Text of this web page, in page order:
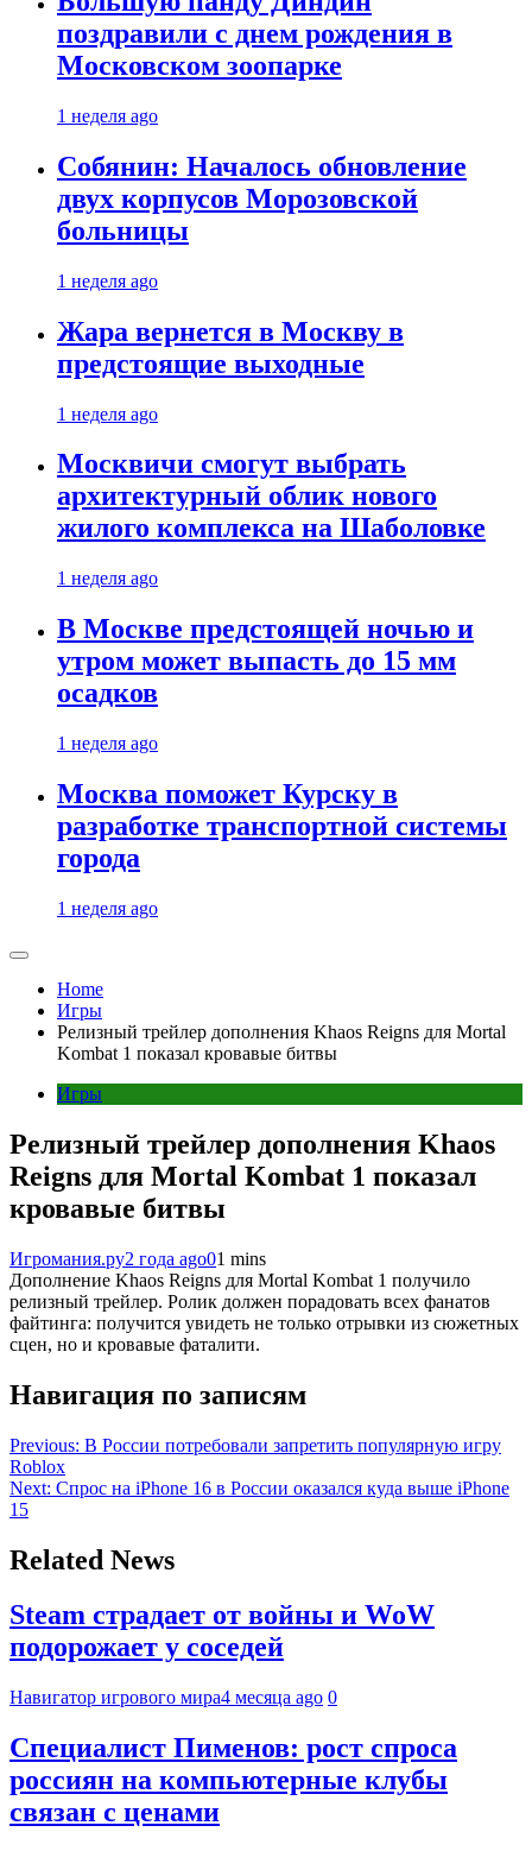
поздравили с днем рождения в
Московском зоопарке
1 неделя ago
Собянин: Началось обновление
двух корпусов Морозовской
больницы
1 неделя ago
Жара вернется в Москву в
предстоящие выходные
1 неделя ago
Москвичи смогут выбрать
архитектурный облик нового
жилого комплекса на Шаболовке
1 неделя ago
В Москве предстоящей ночью и
утром может выпасть до 15 мм
осадков
1 неделя ago
Москва поможет Курску в
разработке транспортной системы
города
1 неделя ago
Home
Игры
Релизный трейлер дополнения Khaos Reigns для Mortal
Kombat 1 показал кровавые битвы
Игры
Релизный трейлер дополнения Khaos
Reigns для Mortal Kombat 1 показал
кровавые битвы
Игромания.ру2 года ago01 mins
Дополнение Khaos Reigns для Mortal Kombat 1 получило
релизный трейлер. Ролик должен порадовать всех фанатов
файтинга: получится увидеть не только отрывки из сюжетных
сцен, но и кровавые фаталити.
Навигация по записям
Previous: В России потребовали запретить популярную игру
Roblox
Next: Спрос на iPhone 16 в России оказался куда выше iPhone
15
Related News
Steam страдает от войны и WoW
подорожает у соседей
Навигатор игрового мира4 месяца ago 0
Специалист Пименов: рост спроса
россиян на компьютерные клубы
связан с ценами